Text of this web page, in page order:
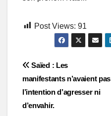
Post Views: 91
Post
navigation
Saïed : Les
manifestants n’avaient pas
l’intention d’agresser ni
d’envahir.